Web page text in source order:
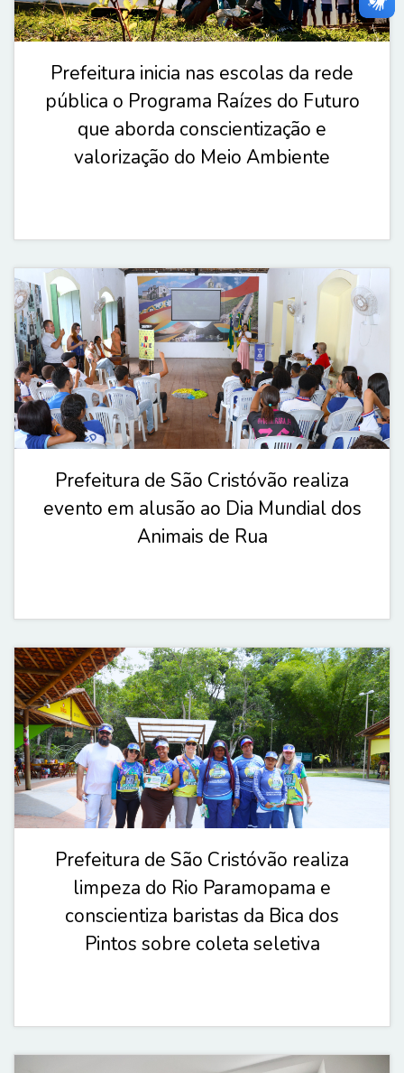
Prefeitura inicia nas escolas da rede
pública o Programa Raízes do Futuro
que aborda conscientização e
valorização do Meio Ambiente
Prefeitura de São Cristóvão realiza
evento em alusão ao Dia Mundial dos
Animais de Rua
Prefeitura de São Cristóvão realiza
limpeza do Rio Paramopama e
conscientiza baristas da Bica dos
Pintos sobre coleta seletiva